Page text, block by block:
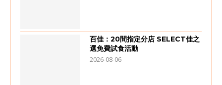
百佳：20間指定分店 SELECT佳之
選免費試食活動
2026-08-06